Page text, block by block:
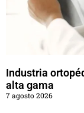
Industria
alta gama
7 agosto 2026